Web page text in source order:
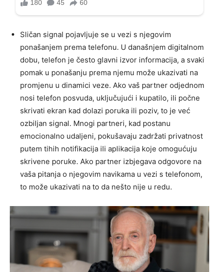
Sličan signal pojavljuje se u vezi s njegovim
ponašanjem prema telefonu. U današnjem digitalnom
dobu, telefon je često glavni izvor informacija, a svaki
pomak u ponašanju prema njemu može ukazivati na
promjenu u dinamici veze. Ako vaš partner odjednom
nosi telefon posvuda, uključujući i kupatilo, ili počne
skrivati ekran kad dolazi poruka ili poziv, to je već
ozbiljan signal. Mnogi partneri, kad postanu
emocionalno udaljeni, pokušavaju zadržati privatnost
putem tihih notifikacija ili aplikacija koje omogućuju
skrivene poruke. Ako partner izbjegava odgovore na
vaša pitanja o njegovim navikama u vezi s telefonom,
to može ukazivati na to da nešto nije u redu.